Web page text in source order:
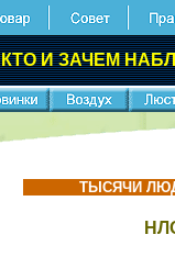
КТО И ЗАЧЕМ
ТЫСЯЧИ